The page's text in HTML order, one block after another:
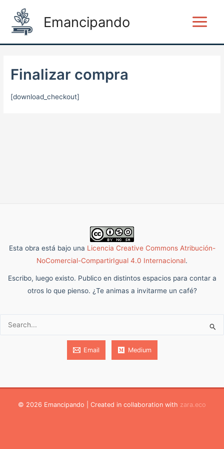
contenido
Emancipando
Menu
Finalizar compra
[download_checkout]
Esta obra está bajo una Licencia Creative Commons Atribución-
NoComercial-CompartirIgual 4.0 Internacional.
Escribo, luego existo. Publico en distintos espacios para contar a
otros lo que pienso. ¿Te animas a invitarme un café?
Buscar:
Email Medium
© 2026 Emancipando | Created in collaboration with zara.eco